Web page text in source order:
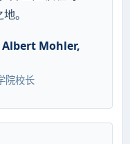
。
Albert Mohler,
院校长